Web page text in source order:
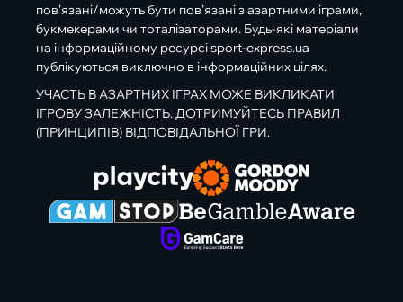
пов’язані/можуть бути пов’язані з азартними іграми,
букмекерами чи тоталізаторами. Будь-які матеріали
на інформаційному ресурсі sport-express.ua
публікуються виключно в інформаційних цілях.
УЧАСТЬ В АЗАРТНИХ ІГРАХ МОЖЕ ВИКЛИКАТИ
ІГРОВУ ЗАЛЕЖНІСТЬ. ДОТРИМУЙТЕСЬ ПРАВИЛ
(ПРИНЦИПІВ) ВІДПОВІДАЛЬНОЇ ГРИ.